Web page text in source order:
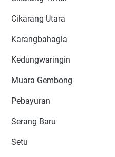
Cikarang Utara
Karangbahagia
Kedungwaringin
Muara Gembong
Pebayuran
Serang Baru
Setu